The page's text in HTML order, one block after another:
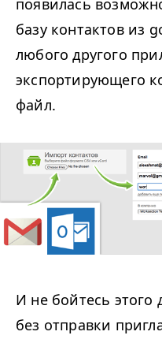
появилась
базу контактов из
любого другого
экспортирующего
файл.
И не бойтесь этого
без отправки